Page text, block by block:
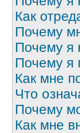
Как
Почему
Почему я
Почему я
Как мне
Что
Почему
Как мне